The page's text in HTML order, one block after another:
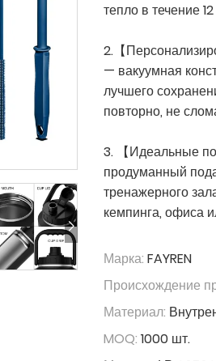
тепло в течение
2.【
— вакуумная
лучшего
повторно, не
3. 【Идеальные
продуманный
тренажерного
кемпинга, офиса
Марка: FAYREN
Происхождение
Материал:
MOQ: 1000 шт.